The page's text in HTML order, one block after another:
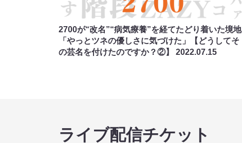
2700が“改名”“病気療養”を経てたどり着いた境地
「やっとツネの優しさに気づけた」【どうしてそ
の芸名を付けたのですか？②】 2022.07.15
ライブ配信チケット